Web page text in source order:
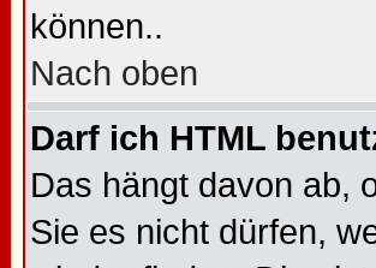
können..
Nach oben
Darf ich HTML
Das hängt davon ab,
Sie es nicht dürfen,